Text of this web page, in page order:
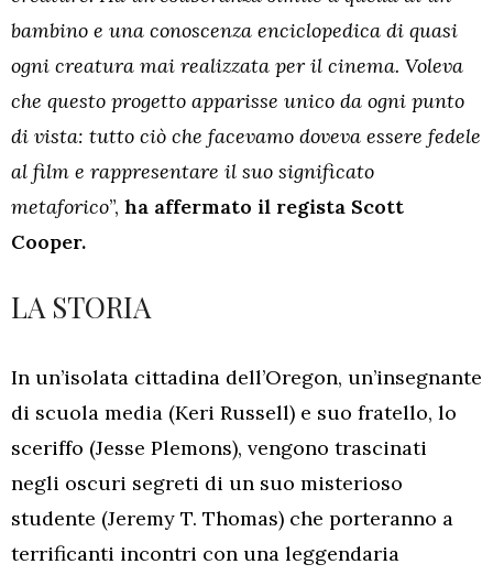
bambino e una conoscenza enciclopedica di quasi
ogni creatura mai realizzata per il cinema. Voleva
che questo progetto apparisse unico da ogni punto
di vista: tutto ciò che facevamo doveva essere fedele
al film e rappresentare il suo significato
metaforico”, ha affermato il regista Scott
Cooper.
LA STORIA
In un’isolata cittadina dell’Oregon, un’insegnante
di scuola media (Keri Russell) e suo fratello, lo
sceriffo (Jesse Plemons), vengono trascinati
negli oscuri segreti di un suo misterioso
studente (Jeremy T. Thomas) che porteranno a
terrificanti incontri con una leggendaria